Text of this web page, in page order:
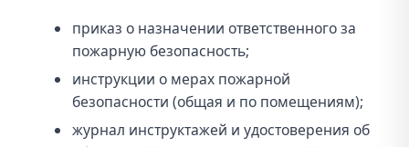
приказ о назначении ответственного за
пожарную безопасность;
инструкции о мерах пожарной
безопасности (общая и по помещениям);
журнал инструктажей и удостоверения об